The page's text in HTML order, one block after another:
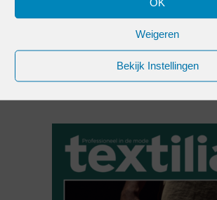
Weigeren
Bekijk Instellingen
PRODUCTEN